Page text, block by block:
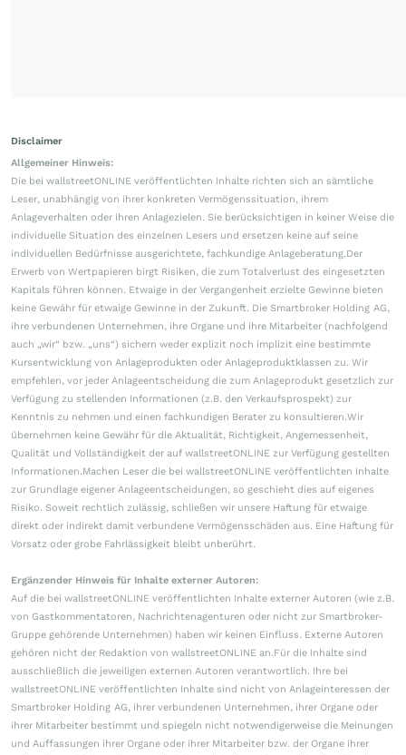
Disclaimer
Allgemeiner Hinweis:
Die bei wallstreetONLINE veröffentlichten Inhalte richten sich an sämtliche
Leser, unabhängig von ihrer konkreten Vermögenssituation, ihrem
Anlageverhalten oder ihren Anlagezielen. Sie berücksichtigen in keiner Weise die
individuelle Situation des einzelnen Lesers und ersetzen keine auf seine
individuellen Bedürfnisse ausgerichtete, fachkundige Anlageberatung.Der
Erwerb von Wertpapieren birgt Risiken, die zum Totalverlust des eingesetzten
Kapitals führen können. Etwaige in der Vergangenheit erzielte Gewinne bieten
keine Gewähr für etwaige Gewinne in der Zukunft. Die Smartbroker Holding AG,
ihre verbundenen Unternehmen, ihre Organe und ihre Mitarbeiter (nachfolgend
auch „wir“ bzw. „uns“) sichern weder explizit noch implizit eine bestimmte
Kursentwicklung von Anlageprodukten oder Anlageproduktklassen zu. Wir
empfehlen, vor jeder Anlageentscheidung die zum Anlageprodukt gesetzlich zur
Verfügung zu stellenden Informationen (z.B. den Verkaufsprospekt) zur
Kenntnis zu nehmen und einen fachkundigen Berater zu konsultieren.Wir
übernehmen keine Gewähr für die Aktualität, Richtigkeit, Angemessenheit,
Qualität und Vollständigkeit der auf wallstreetONLINE zur Verfügung gestellten
Informationen.Machen Leser die bei wallstreetONLINE veröffentlichten Inhalte
zur Grundlage eigener Anlageentscheidungen, so geschieht dies auf eigenes
Risiko. Soweit rechtlich zulässig, schließen wir unsere Haftung für etwaige
direkt oder indirekt damit verbundene Vermögensschäden aus. Eine Haftung für
Vorsatz oder grobe Fahrlässigkeit bleibt unberührt.
Ergänzender Hinweis für Inhalte externer Autoren:
Auf die bei wallstreetONLINE veröffentlichten Inhalte externer Autoren (wie z.B.
von Gastkommentatoren, Nachrichtenagenturen oder nicht zur Smartbroker-
Gruppe gehörende Unternehmen) haben wir keinen Einfluss. Externe Autoren
gehören nicht der Redaktion von wallstreetONLINE an.Für die Inhalte sind
ausschließlich die jeweiligen externen Autoren verantwortlich. Ihre bei
wallstreetONLINE veröffentlichten Inhalte sind nicht von Anlageinteressen der
Smartbroker Holding AG, ihrer verbundenen Unternehmen, ihrer Organe oder
ihrer Mitarbeiter bestimmt und spiegeln nicht notwendigerweise die Meinungen
und Auffassungen ihrer Organe oder ihrer Mitarbeiter bzw. der Organe ihrer